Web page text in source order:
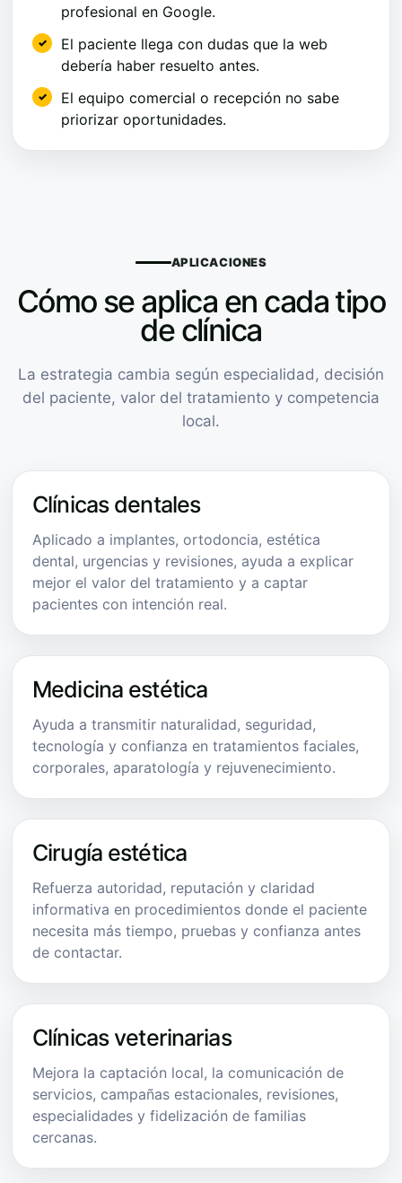
profesional en Google.
El paciente llega con dudas que la web
debería haber resuelto antes.
El equipo comercial o recepción no sabe
priorizar oportunidades.
APLICACIONES
Cómo se aplica en cada tipo
de clínica
La estrategia cambia según especialidad, decisión
del paciente, valor del tratamiento y competencia
local.
Clínicas dentales
Aplicado a implantes, ortodoncia, estética
dental, urgencias y revisiones, ayuda a explicar
mejor el valor del tratamiento y a captar
pacientes con intención real.
Medicina estética
Ayuda a transmitir naturalidad, seguridad,
tecnología y confianza en tratamientos faciales,
corporales, aparatología y rejuvenecimiento.
Cirugía estética
Refuerza autoridad, reputación y claridad
informativa en procedimientos donde el paciente
necesita más tiempo, pruebas y confianza antes
de contactar.
Clínicas veterinarias
Mejora la captación local, la comunicación de
servicios, campañas estacionales, revisiones,
especialidades y fidelización de familias
cercanas.